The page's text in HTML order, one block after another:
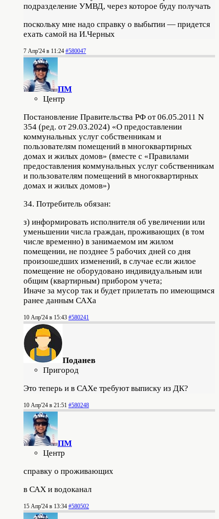
подразделение УМВД, через которое буду получать
поскольку мне надо справку о выбытии — придется
ехать самой на И.Черных
7 Апр'24 в 11:24 #580047
ПМ
Центр
Постановление Правительства РФ от 06.05.2011 N
354 (ред. от 29.03.2024) «О предоставлении
коммунальных услуг собственникам и
пользователям помещений в многоквартирных
домах и жилых домов» (вместе с «Правилами
предоставления коммунальных услуг собственникам
и пользователям помещений в многоквартирных
домах и жилых домов»)
34. Потребитель обязан:
з) информировать исполнителя об увеличении или
уменьшении числа граждан, проживающих (в том
числе временно) в занимаемом им жилом
помещении, не позднее 5 рабочих дней со дня
произошедших изменений, в случае если жилое
помещение не оборудовано индивидуальным или
общим (квартирным) прибором учета;
Иначе за мусор так и будет прилетать по имеющимся
ранее данным САХа
10 Апр'24 в 15:43 #580241
Поданев
Пригород
Это теперь и в САХе требуют выписку из ДК?
10 Апр'24 в 21:51 #580248
ПМ
Центр
справку о проживающих
в САХ и водоканал
15 Апр'24 в 13:34 #580502